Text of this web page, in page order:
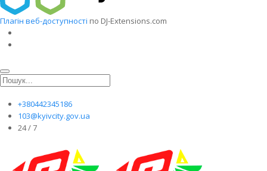
Плагін веб-доступності по DJ-Extensions.com
+380442345186
103@kyivcity.gov.ua
24 / 7